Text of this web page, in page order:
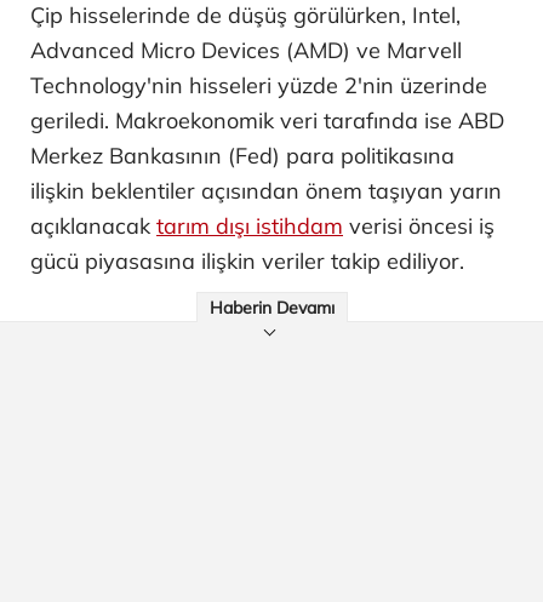
Çip hisselerinde de düşüş görülürken, Intel,
Advanced Micro Devices (AMD) ve Marvell
Technology'nin hisseleri yüzde 2'nin üzerinde
geriledi. Makroekonomik veri tarafında ise ABD
Merkez Bankasının (Fed) para politikasına
ilişkin beklentiler açısından önem taşıyan yarın
açıklanacak tarım dışı istihdam verisi öncesi iş
gücü piyasasına ilişkin veriler takip ediliyor.
Haberin Devamı